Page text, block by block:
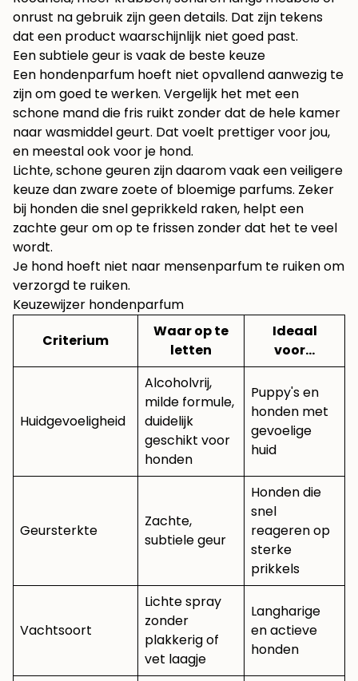
onrust na gebruik zijn geen details. Dat zijn tekens
dat een product waarschijnlijk niet goed past.
Een subtiele geur is vaak de beste keuze
Een hondenparfum hoeft niet opvallend aanwezig te
zijn om goed te werken. Vergelijk het met een
schone mand die fris ruikt zonder dat de hele kamer
naar wasmiddel geurt. Dat voelt prettiger voor jou,
en meestal ook voor je hond.
Lichte, schone geuren zijn daarom vaak een veiligere
keuze dan zware zoete of bloemige parfums. Zeker
bij honden die snel geprikkeld raken, helpt een
zachte geur om op te frissen zonder dat het te veel
wordt.
Je hond hoeft niet naar mensenparfum te ruiken om
verzorgd te ruiken.
Keuzewijzer hondenparfum
Criterium
Waar op te
letten
Ideaal
voor…
Huidgevoeligheid
Alcoholvrij,
milde formule,
duidelijk
geschikt voor
honden
Puppy's en
honden met
gevoelige
huid
Geursterkte
Zachte,
subtiele geur
Honden die
snel
reageren op
sterke
prikkels
Vachtsoort
Lichte spray
zonder
plakkerig of
vet laagje
Langharige
en actieve
honden